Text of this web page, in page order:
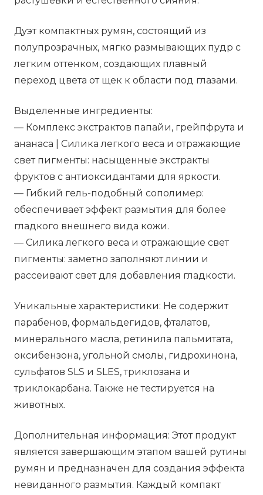
Дуэт компактных румян, состоящий из
полупрозрачных, мягко размывающих пудр с
легким оттенком, создающих плавный
переход цвета от щек к области под глазами.
Выделенные ингредиенты:
— Комплекс экстрактов папайи, грейпфрута и
ананаса | Силика легкого веса и отражающие
свет пигменты: насыщенные экстракты
фруктов с антиоксидантами для яркости.
— Гибкий гель-подобный сополимер:
обеспечивает эффект размытия для более
гладкого внешнего вида кожи.
— Силика легкого веса и отражающие свет
пигменты: заметно заполняют линии и
рассеивают свет для добавления гладкости.
Уникальные характеристики: Не содержит
парабенов, формальдегидов, фталатов,
минерального масла, ретинила пальмитата,
оксибензона, угольной смолы, гидрохинона,
сульфатов SLS и SLES, триклозана и
триклокарбана. Также не тестируется на
животных.
Дополнительная информация: Этот продукт
является завершающим этапом вашей рутины
румян и предназначен для создания эффекта
невиданного размытия. Каждый компакт